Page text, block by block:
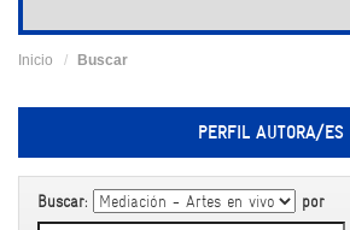
Inicio Buscar
PERFIL AUTORA/ES
Buscar: por